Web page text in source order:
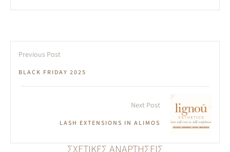
Previous Post
BLACK FRIDAY 2025
Next Post
LASH EXTENSIONS IN ALIMOS